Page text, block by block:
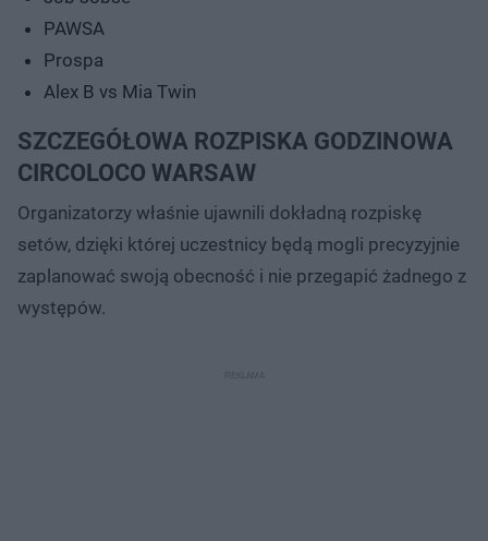
PAWSA
Prospa
Alex B vs Mia Twin
SZCZEGÓŁOWA ROZPISKA GODZINOWA
CIRCOLOCO WARSAW
Organizatorzy właśnie ujawnili dokładną rozpiskę
setów, dzięki której uczestnicy będą mogli precyzyjnie
zaplanować swoją obecność i nie przegapić żadnego z
występów.